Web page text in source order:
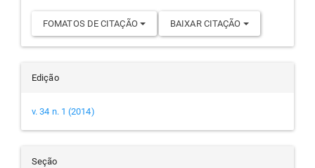
FOMATOS DE CITAÇÃO BAIXAR CITAÇÃO
Edição
v. 34 n. 1 (2014)
Seção